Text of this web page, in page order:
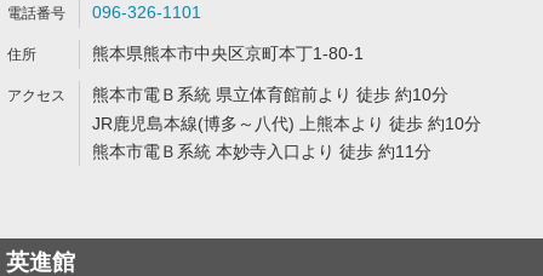
096-326-1101
熊本県熊本市中央区京町本丁1-80-1
熊本市電Ｂ系統 県立体育館前より 徒歩 約10分
JR鹿児島本線(博多～八代) 上熊本より 徒歩 約10分
熊本市電Ｂ系統 本妙寺入口より 徒歩 約11分
英進館